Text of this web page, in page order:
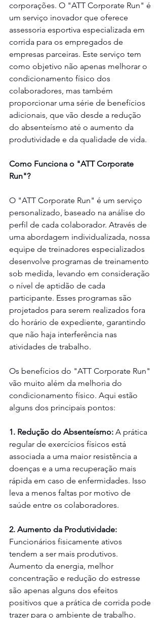
corporações. O "ATT Corporate Run" é
um serviço inovador que oferece
assessoria esportiva especializada em
corrida para os empregados de
empresas parceiras. Este serviço tem
como objetivo não apenas melhorar o
condicionamento físico dos
colaboradores, mas também
proporcionar uma série de benefícios
adicionais, que vão desde a redução
do absenteísmo até o aumento da
produtividade e da qualidade de vida.
Como Funciona o "ATT Corporate
Run"?
O "ATT Corporate Run" é um serviço
personalizado, baseado na análise do
perfil de cada colaborador. Através de
uma abordagem individualizada, nossa
equipe de treinadores especializados
desenvolve programas de treinamento
sob medida, levando em consideração
o nível de aptidão de cada
participante. Esses programas são
projetados para serem realizados fora
do horário de expediente, garantindo
que não haja interferência nas
atividades de trabalho.
Os benefícios do "ATT Corporate Run"
vão muito além da melhoria do
condicionamento físico. Aqui estão
alguns dos principais pontos:
1. Redução do Absenteísmo: A prática
regular de exercícios físicos está
associada a uma maior resistência a
doenças e a uma recuperação mais
rápida em caso de enfermidades. Isso
leva a menos faltas por motivo de
saúde entre os colaboradores.
2. Aumento da Produtividade:
Funcionários fisicamente ativos
tendem a ser mais produtivos.
Aumento da energia, melhor
concentração e redução do estresse
são apenas alguns dos efeitos
positivos que a prática de corrida pode
trazer para o ambiente de trabalho.